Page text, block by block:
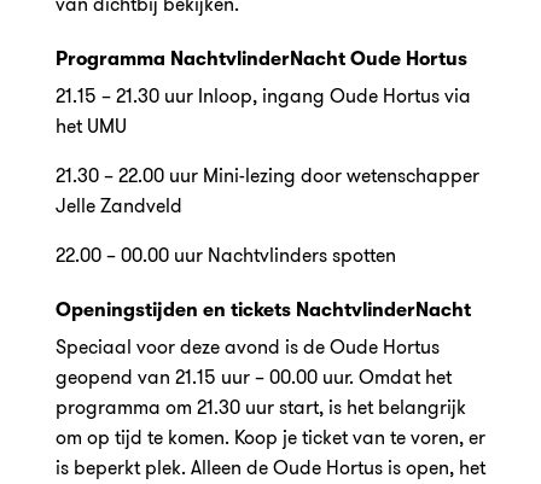
Programma NachtvlinderNacht Oude Hortus
21.15 – 21.30 uur Inloop, ingang Oude Hortus via
het UMU
21.30 – 22.00 uur Mini-lezing door wetenschapper
Jelle Zandveld
22.00 – 00.00 uur Nachtvlinders spotten
Openingstijden en tickets NachtvlinderNacht
Speciaal voor deze avond is de Oude Hortus
geopend van 21.15 uur – 00.00 uur. Omdat het
programma om 21.30 uur start, is het belangrijk
om op tijd te komen. Koop je ticket van te voren, er
is beperkt plek. Alleen de Oude Hortus is open, het